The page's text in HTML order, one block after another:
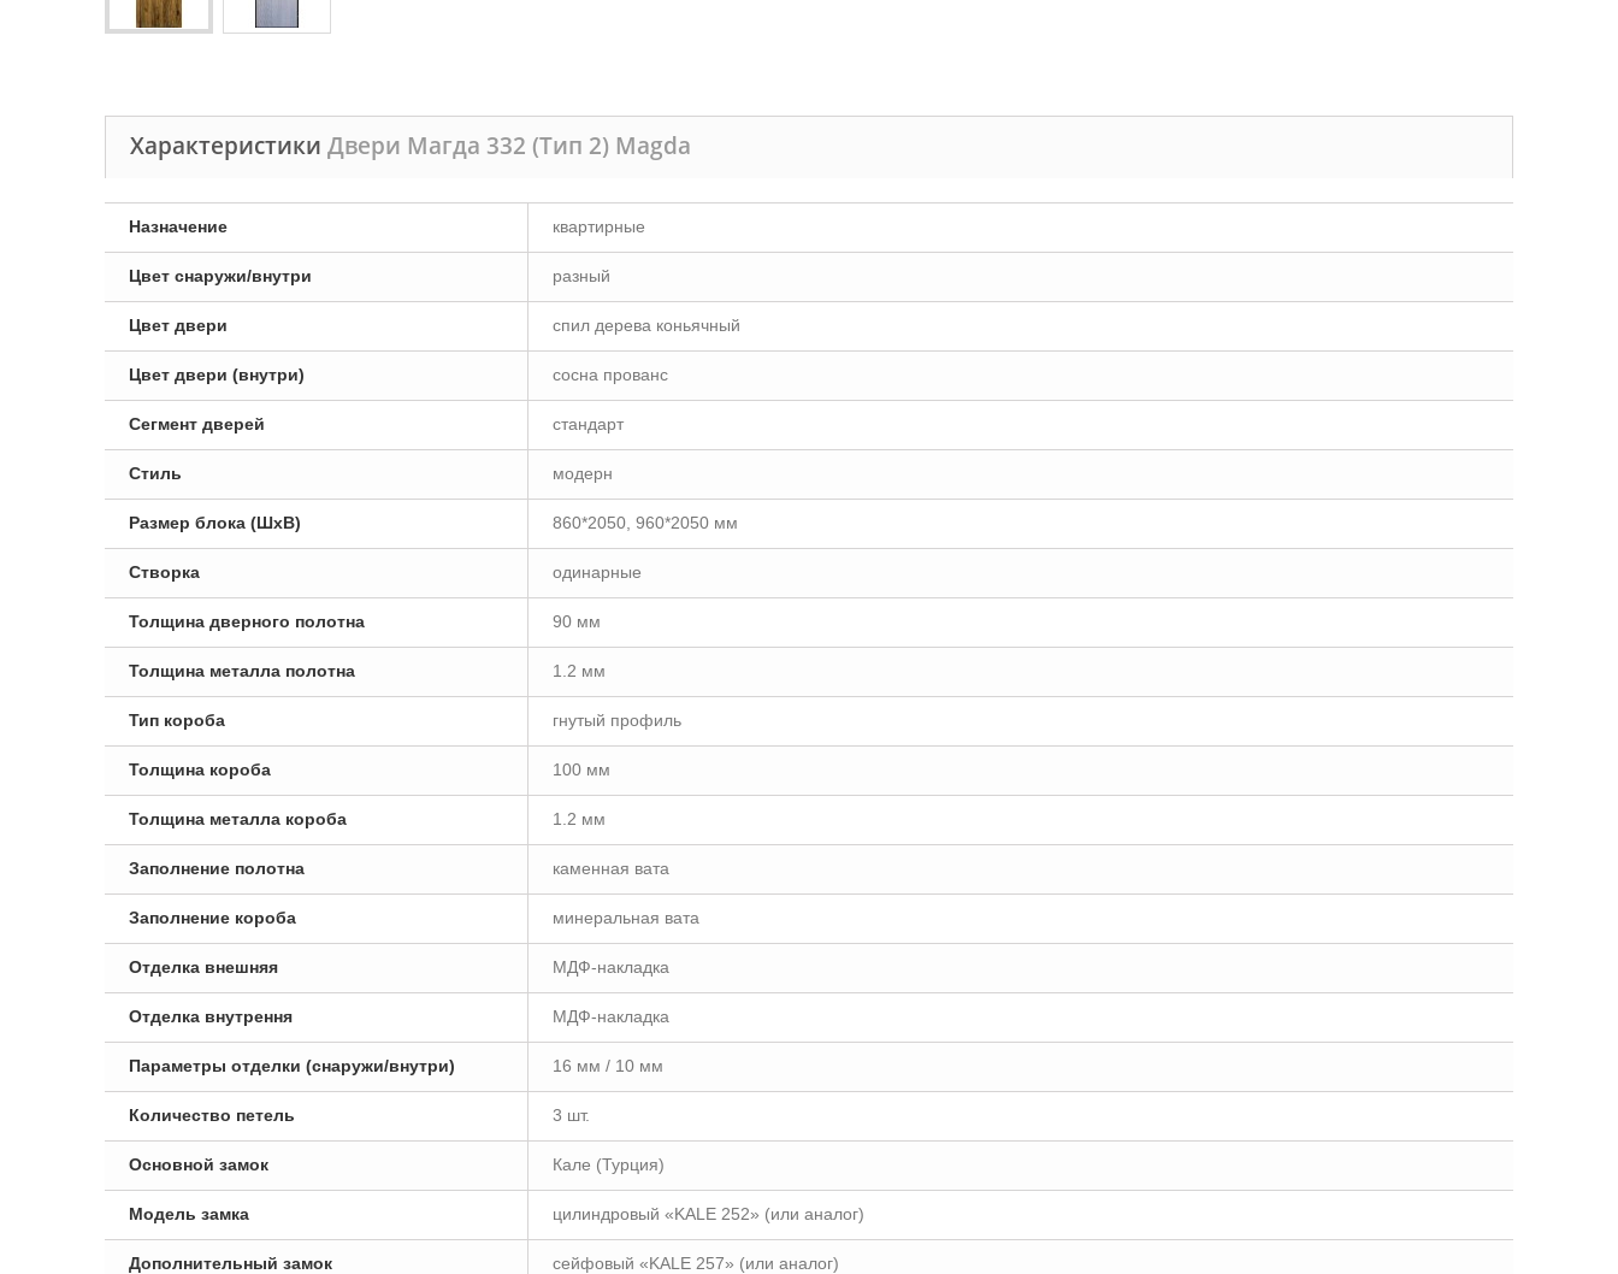
Характеристики Двери Магда 332 (Тип 2) Magda
Назначение квартирные
Цвет снаружи/внутри разный
Цвет двери спил дерева коньячный
Цвет двери (внутри) сосна прованс
Сегмент дверей стандарт
Стиль модерн
Размер блока (ШxВ) 860*2050, 960*2050 мм
Створка одинарные
Толщина дверного полотна 90 мм
Толщина металла полотна 1.2 мм
Тип короба гнутый профиль
Толщина короба 100 мм
Толщина металла короба 1.2 мм
Заполнение полотна каменная вата
Заполнение короба минеральная вата
Отделка внешняя МДФ-накладка
Отделка внутрення МДФ-накладка
Параметры отделки (снаружи/внутри) 16 мм / 10 мм
Количество петель 3 шт.
Основной замок Кале (Турция)
Модель замка цилиндровый «KALE 252» (или аналог)
Дополнительный замок сейфовый «KALE 257» (или аналог)